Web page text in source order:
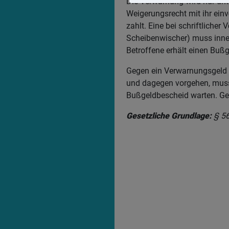
Weigerungsrecht mit ihr
zahlt. Eine bei schriftlicher
Scheibenwischer) muss
Betroffene erhält einen
Gegen ein
und dagegen vorgehen,
Bußgeldbescheid warten.
Gesetzliche Grundlage:§